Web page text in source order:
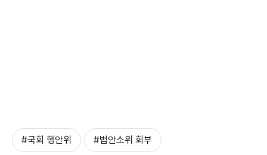
#국회 행안위 #법안소위 회부